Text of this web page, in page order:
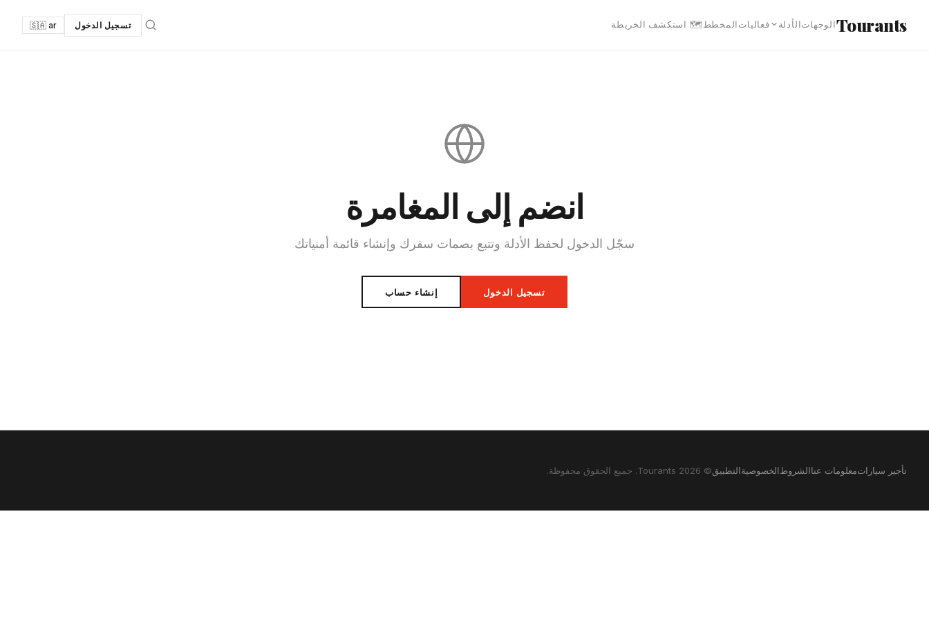
Tourantsالوجهاتالأدلة فعالياتالمخطط 🗺 استكشف الخريطة تسجيل الدخول 🇸🇦 ar
انضم إلى المغامرة
سجّل الدخول لحفظ الأدلة وتتبع بصمات سفرك وإنشاء قائمة أمنياتك
تسجيل الدخول إنشاء حساب
تأجير سياراتمعلومات عناالشروط الخصوصيةالتطبيق© 2026 Tourants. جميع الحقوق محفوظة.